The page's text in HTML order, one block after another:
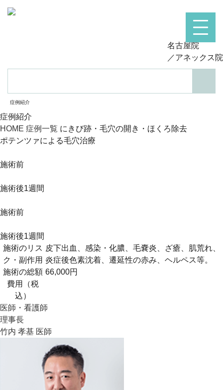
症例紹介
名古屋院
／アネックス院
症例紹介
HOME 症例一覧 にきび跡・毛穴の開き・ほくろ除去
ポテンツァによる毛穴治療
施術前
施術後1週間
施術前
施術後1週間
施術のリス
ク・副作用
皮下出血、感染・化膿、毛嚢炎、ざ瘡、肌荒れ、
炎症後色素沈着、遷延性の赤み、ヘルペス等。
施術の総額
費用（税
込）
66,000円
医師・看護師
理事長
竹内 孝基 医師